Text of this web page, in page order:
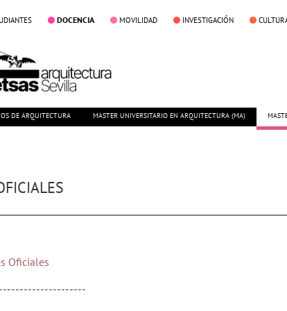
DOCENCIA MOVILIDAD INVESTIGACIÓN
DE ARQUITECTURA MASTER UNIVERSITARIO EN ARQUITECTURA (MA)
Oficiales